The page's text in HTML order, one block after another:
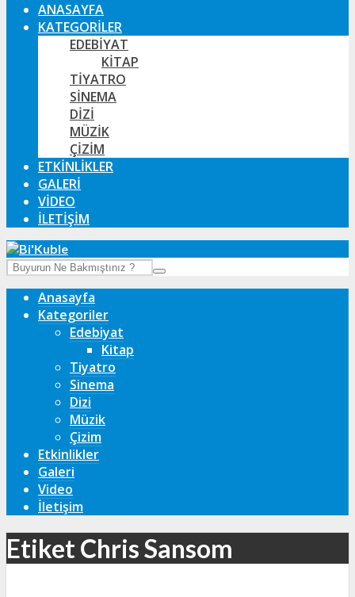
ANASAYFA
KATEGORILER
EDEBIYAT
KITAP
TIYATRO
SINEMA
DIZI
MÜZIK
ÇIZIM
ETKINLIKLER
GALERI
VIDEO
İLETIŞIM
Anasayfa
Kategoriler
Edebiyat
Kitap
Tiyatro
Sinema
Dizi
Müzik
Çizim
Etkinlikler
Galeri
Video
İletişim
Etiket Chris Sansom